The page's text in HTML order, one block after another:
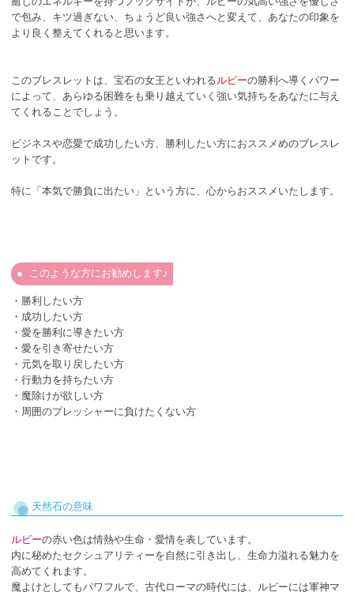
で包み、キツ過ぎない、ちょうど良い強さへと変えて、あなたの印象を
より良く整えてくれると思います。
このブレスレットは、宝石の女王といわれる ルビーの勝利へ導くパワー
によって、あらゆる困難をも乗り越えていく強い気持ちをあなたに与え
てくれることでしょう。
ビジネスや恋愛で成功したい方、勝利したい方におススメめのブレスレ
ットです。
特に「本気で勝負に出たい」という方に、心からおススメいたします。
このような方にお勧めします♪
・勝利したい方
・成功したい方
・愛を勝利に導きたい方
・愛を引き寄せたい方
・元気を取り戻したい方
・行動力を持ちたい方
・魔除けが欲しい方
・周囲のプレッシャーに負けたくない方
天然石の意味
ルビーの赤い色は情熱や生命・愛情を表しています。
内に秘めたセクシュアリティーを自然に引き出し、生命力溢れる魅力を
高めてくれます。
魔よけとしてもパワフルで、古代ローマの時代には、ルビーには軍神マ